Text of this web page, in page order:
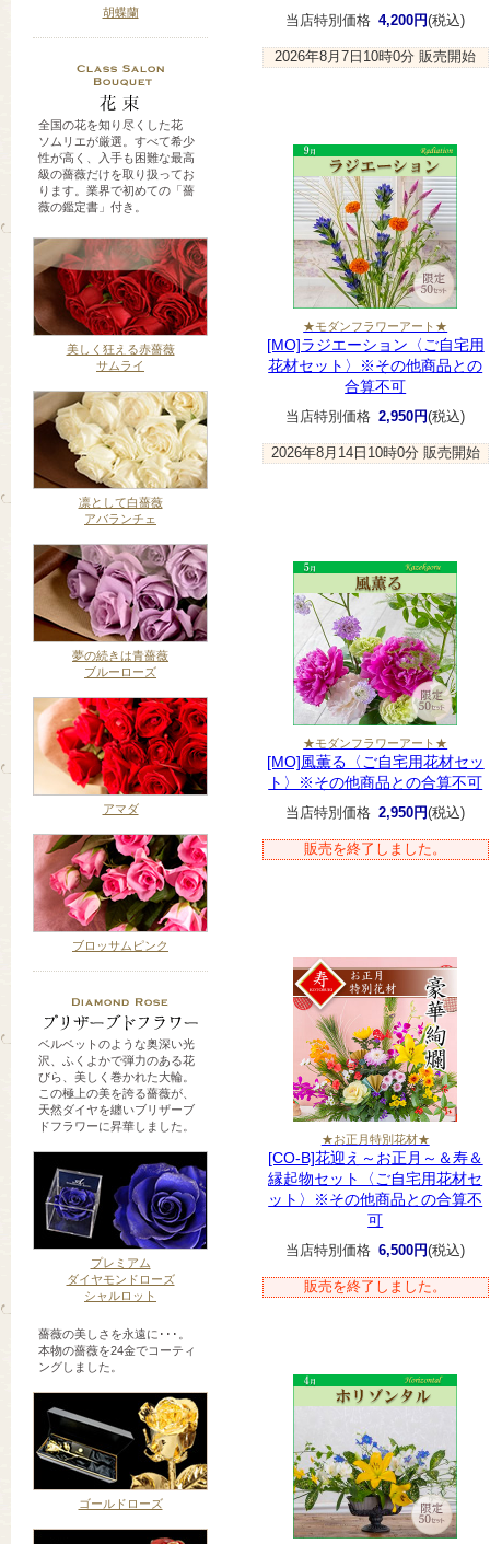
胡蝶蘭
全国の花を知り尽くした花
ソムリエが厳選。すべて希少
性が高く、入手も困難な最高
級の薔薇だけを取り扱ってお
ります。業界で初めての「薔
薇の鑑定書」付き。
美しく狂える赤薔薇
サムライ
凛として白薔薇
アバランチェ
夢の続きは青薔薇
ブルーローズ
アマダ
ブロッサムピンク
ベルベットのような奥深い光
沢、ふくよかで弾力のある花
びら、美しく巻かれた大輪。
この極上の美を誇る薔薇が、
天然ダイヤを纏いブリザーブ
ドフラワーに昇華しました。
プレミアム
ダイヤモンドローズ
シャルロット
薔薇の美しさを永遠に･･･。
本物の薔薇を24金でコーティ
ングしました。
ゴールドローズ
当店特別価格 4,200円(税込)
2026年8月7日10時0分 販売開始
★モダンフラワーアート★
[MO]ラジエーション〈ご自宅用
花材セット〉※その他商品との
合算不可
当店特別価格 2,950円(税込)
2026年8月14日10時0分 販売開始
★モダンフラワーアート★
[MO]風薫る〈ご自宅用花材セッ
ト〉※その他商品との合算不可
当店特別価格 2,950円(税込)
販売を終了しました。
★お正月特別花材★
[CO-B]花迎え～お正月～＆寿＆
縁起物セット〈ご自宅用花材セ
ット〉※その他商品との合算不
可
当店特別価格 6,500円(税込)
販売を終了しました。